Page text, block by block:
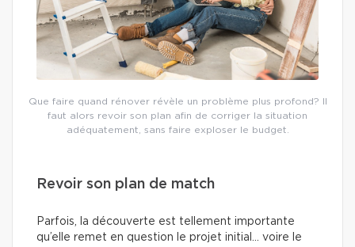
Que faire quand rénover révèle un problème plus profond? Il
faut alors revoir son plan afin de corriger la situation
adéquatement, sans faire exploser le budget.
Revoir son plan de match
Parfois, la découverte est tellement importante
qu’elle remet en question le projet initial… voire le